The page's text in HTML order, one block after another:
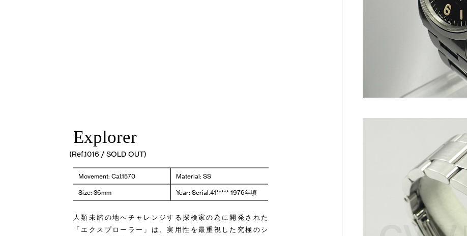
Explorer
(Ref.1016 / SOLD OUT)
Movement: Cal.1570 Material: SS
Size: 36mm Year: Serial.41***** 1976年頃
人類未踏の地へチャレンジする探検家の為に開発された
「エクスプローラー」は、実用性を最重視した究極のシ